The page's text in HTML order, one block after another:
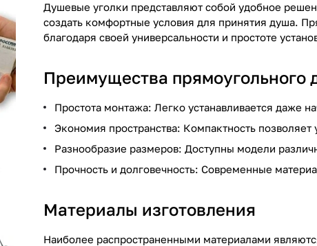
Душевые уголки представляют собой удобное
создать комфортные условия для принятия душа.
благодаря своей универсальности и простоте
Преимущества прямоугольного
Простота монтажа: Легко устанавливается даже
Экономия пространства: Компактность
Разнообразие размеров: Доступны модели
Прочность и долговечность: Современные
Материалы изготовления
Наиболее распространенными материалами